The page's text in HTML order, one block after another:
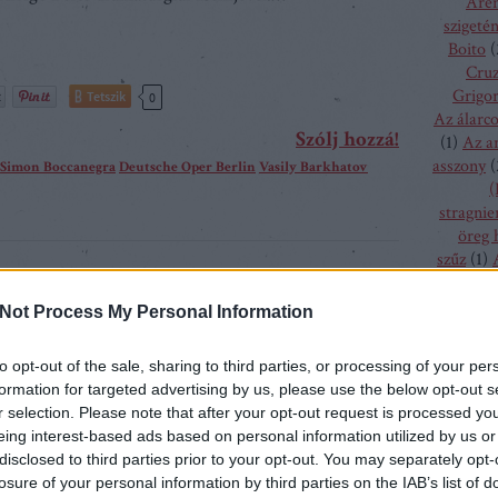
Process My Personal Information
opt-out of the sale, sharing to third parties, or processing of your
for targeted advertising by us, please use the below opt-out
selection. Please note that after your opt-out request is processed
interest-based ads based on personal information utilized by us
to third parties prior to your opt-out. You may separately
of your personal information by third parties on the IAB’s list of
Tetszik 0
Szólj hozzá!
Simon Boccanegra Deutsche Oper Berlin Vasily Barkhatov
II. – A
hirdeti a világháború utáni színházépítési
tükröző frankfurti színházkomplexum
hogy az intézmény lett a 2021/2022-es szezonban
A járókelők a belvárosban lépten-nyomon
szigetén
Boito (
Cruz
Az
(1) Az
asszony (
öreg
szűz (1)
A